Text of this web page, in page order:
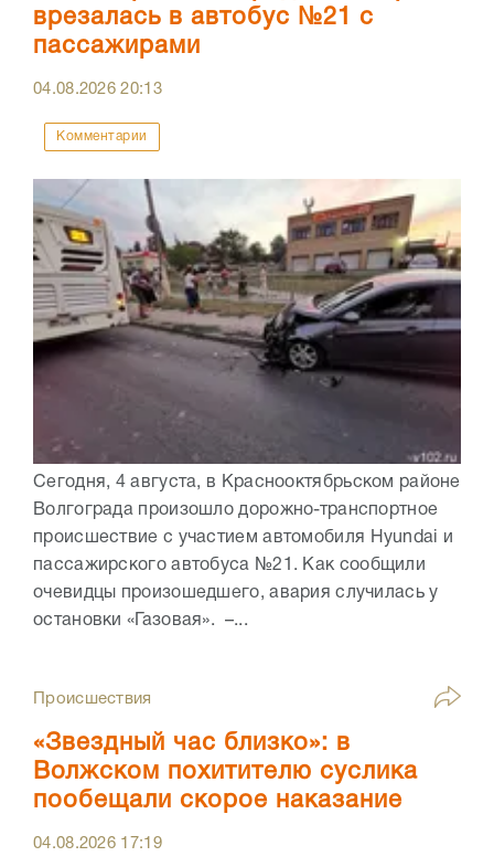
врезалась в автобус №21 с
пассажирами
04.08.202620:13
Комментарии
Сегодня, 4 августа, в Краснооктябрьском районе
Волгограда произошло дорожно-транспортное
происшествие с участием автомобиля Hyundai и
пассажирского автобуса №21. Как сообщили
очевидцы произошедшего, авария случилась у
остановки «Газовая». –...
Происшествия
«Звездный час близко»: в
Волжском похитителю суслика
пообещали скорое наказание
04.08.2026 17:19